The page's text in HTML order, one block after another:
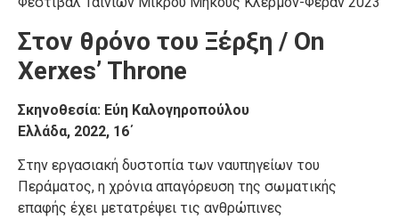
Στον θρόνο του Ξέρξη / On
Xerxes’ Throne
Σκηνοθεσία: Εύη Καλογηροπούλου
Ελλάδα, 2022, 16΄
Στην εργασιακή δυστοπία των ναυπηγείων του
Περάματος, η χρόνια απαγόρευση της σωματικής
επαφής έχει μετατρέψει τις ανθρώπινες